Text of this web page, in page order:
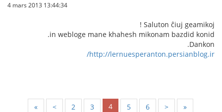
4 mars 2013 13:44:34
Saluton ĉiuj geamikoj !
in webloge mane khahesh mikonam bazdid konid.
Dankon.
http://lernuesperanton.persianblog.ir/
« < 2 3 4 5 6 > »